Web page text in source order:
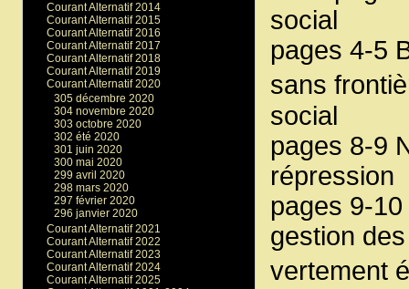
social
pages 4-5
sans
social
pages 8-9
répression
pages 9-
gestion
vertement
Courant Alternatif 2014
Courant Alternatif 2015
Courant Alternatif 2016
Courant Alternatif 2017
Courant Alternatif 2018
Courant Alternatif 2019
Courant Alternatif 2020
305 décembre 2020
304 novembre 2020
303 octobre 2020
302 été 2020
301 juin 2020
300 mai 2020
299 avril 2020
298 mars 2020
297 février 2020
296 janvier 2020
Courant Alternatif 2021
Courant Alternatif 2022
Courant Alternatif 2023
Courant Alternatif 2024
Courant Alternatif 2025